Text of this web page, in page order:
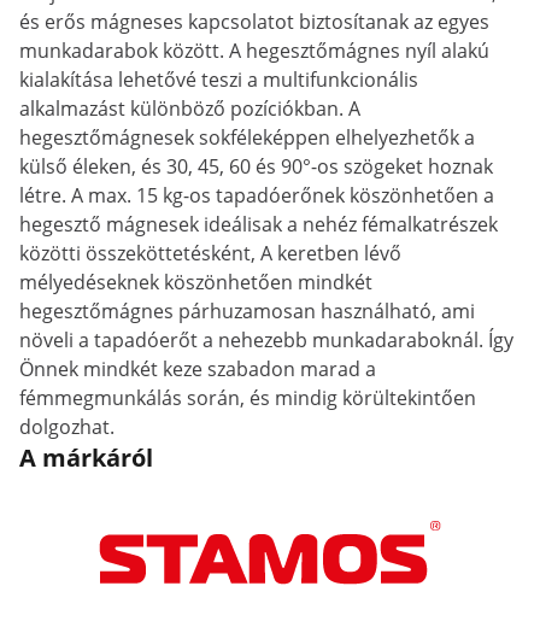
és erős mágneses kapcsolatot biztosítanak az egyes
munkadarabok között. A hegesztőmágnes nyíl alakú
kialakítása lehetővé teszi a multifunkcionális
alkalmazást különböző pozíciókban. A
hegesztőmágnesek sokféleképpen elhelyezhetők a
külső éleken, és 30, 45, 60 és 90°-os szögeket hoznak
létre. A max. 15 kg-os tapadóerőnek köszönhetően a
hegesztő mágnesek ideálisak a nehéz fémalkatrészek
közötti összeköttetésként, A keretben lévő
mélyedéseknek köszönhetően mindkét
hegesztőmágnes párhuzamosan használható, ami
növeli a tapadóerőt a nehezebb munkadaraboknál. Így
Önnek mindkét keze szabadon marad a
fémmegmunkálás során, és mindig körültekintően
dolgozhat.
A márkáról